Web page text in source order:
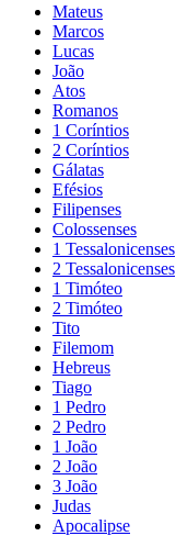
Mateus
Marcos
Lucas
João
Atos
Romanos
1 Coríntios
2 Coríntios
Gálatas
Efésios
Filipenses
Colossenses
1 Tessalonicenses
2 Tessalonicenses
1 Timóteo
2 Timóteo
Tito
Filemom
Hebreus
Tiago
1 Pedro
2 Pedro
1 João
2 João
3 João
Judas
Apocalipse